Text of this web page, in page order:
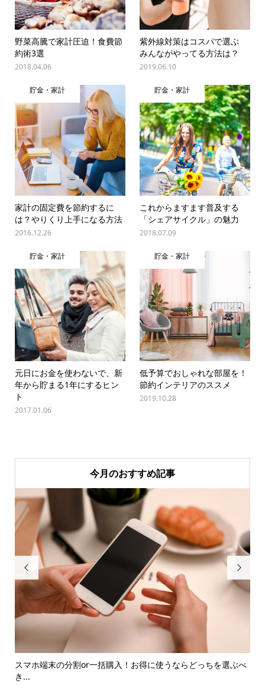
野菜高騰で家計圧迫！食費節
約術3選
2018.04.06
紫外線対策はコスパで選ぶ
みんながやってる方法は？
2019.06.10
貯金・家計
家計の固定費を節約するに
は？やりくり上手になる方法
2016.12.26
貯金・家計
これからますます普及する
「シェアサイクル」の魅力
2018.07.09
貯金・家計
元日にお金を使わないで、新
年から貯まる1年にするヒン
ト
2017.01.06
貯金・家計
低予算でおしゃれな部屋を！
節約インテリアのススメ
2019.10.28
今月のおすすめ記事

スマホ端末の分割or一括購入！お得に使うならどっちを選ぶべ
き...
